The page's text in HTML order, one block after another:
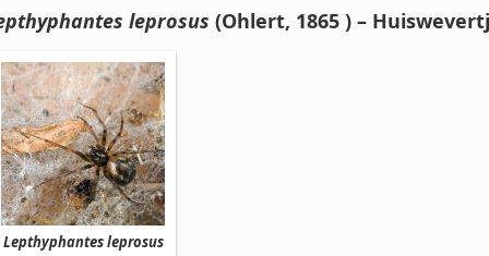
leprosus (Ohlert, 1865 ) –
Lepthyphantes leprosus